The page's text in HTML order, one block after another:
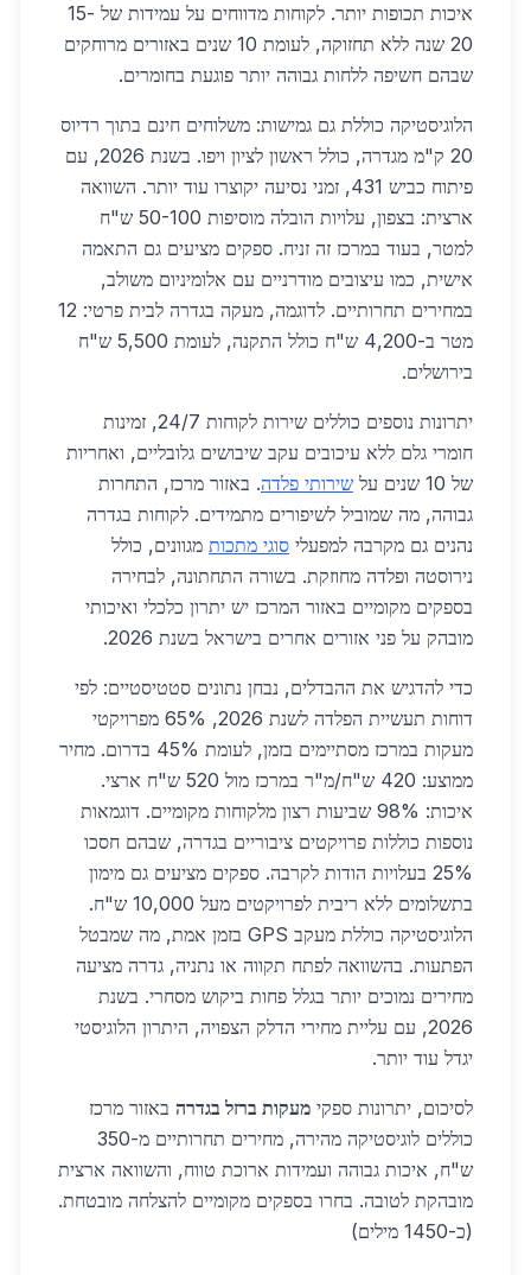
איכות תכופות יותר. לקוחות מדווחים על עמידות של 15-
20 שנה ללא תחזוקה, לעומת 10 שנים באזורים מרוחקים
שבהם חשיפה ללחות גבוהה יותר פוגעת בחומרים.
הלוגיסטיקה כוללת גם גמישות: משלוחים חינם בתוך רדיוס
20 ק"מ מגדרה, כולל ראשון לציון ויפו. בשנת 2026, עם
פיתוח כביש 431, זמני נסיעה יקוצרו עוד יותר. השוואה
ארצית: בצפון, עלויות הובלה מוסיפות 50-100 ש"ח
למטר, בעוד במרכז זה זניח. ספקים מציעים גם התאמה
אישית, כמו עיצובים מודרניים עם אלומיניום משולב,
במחירים תחרותיים. לדוגמה, מעקה בגדרה לבית פרטי: 12
מטר ב-4,200 ש"ח כולל התקנה, לעומת 5,500 ש"ח
בירושלים.
יתרונות נוספים כוללים שירות לקוחות 24/7, זמינות
חומרי גלם ללא עיכובים עקב שיבושים גלובליים, ואחריות
של 10 שנים על
שירותי פלדה. באזור מרכז, התחרות
גבוהה, מה שמוביל לשיפורים מתמידים. לקוחות בגדרה
נהנים גם מקרבה למפעלי סוגי מתכות מגוונים, כולל
נירוסטה ופלדה מחוזקת. בשורה התחתונה, לבחירה
בספקים מקומיים באזור המרכז יש יתרון כלכלי ואיכותי
מובהק על פני אזורים אחרים בישראל בשנת 2026.
כדי להדגיש את ההבדלים, נבחן נתונים סטטיסטיים: לפי
דוחות תעשיית הפלדה לשנת 2026, 65% מפרויקטי
מעקות במרכז מסתיימים בזמן, לעומת 45% בדרום. מחיר
ממוצע: 420 ש"ח/מ"ר במרכז מול 520 ש"ח ארצי.
איכות: 98% שביעות רצון מלקוחות מקומיים. דוגמאות
נוספות כוללות פרויקטים ציבוריים בגדרה, שבהם חסכו
25% בעלויות הודות לקרבה. ספקים מציעים גם מימון
בתשלומים ללא ריבית לפרויקטים מעל 10,000 ש"ח.
הלוגיסטיקה כוללת מעקב GPS בזמן אמת, מה שמבטל
הפתעות. בהשוואה לפתח תקווה או נתניה, גדרה מציעה
מחירים נמוכים יותר בגלל פחות ביקוש מסחרי. בשנת
2026, עם עליית מחירי הדלק הצפויה, היתרון הלוגיסטי
יגדל עוד יותר.
לסיכום, יתרונות ספקי מעקות ברזל בגדרה באזור מרכז
כוללים לוגיסטיקה מהירה, מחירים תחרותיים מ-350
ש"ח, איכות גבוהה ועמידות ארוכת טווח, והשוואה ארצית
מובהקת לטובה. בחרו בספקים מקומיים להצלחה מובטחת.
(כ-1450 מילים)